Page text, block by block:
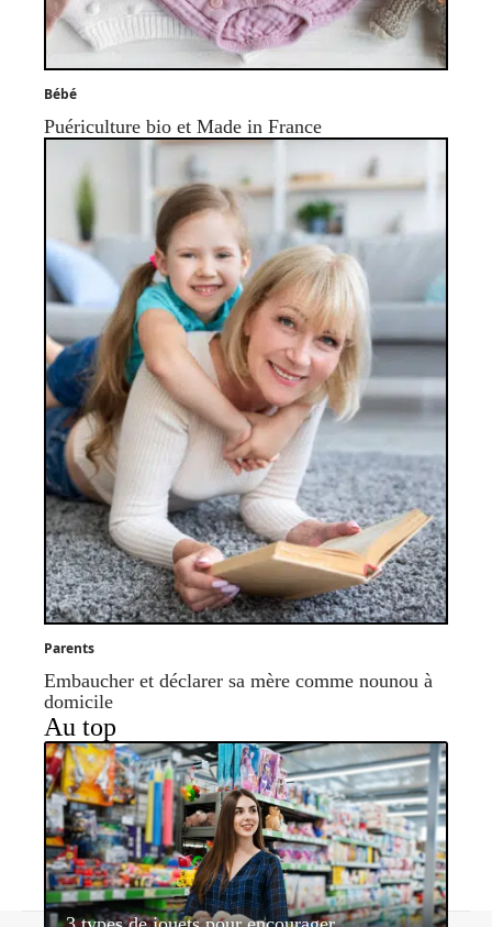
Bébé
Puériculture bio et Made in France
Parents
Embaucher et déclarer sa mère comme nounou à
domicile
Au top